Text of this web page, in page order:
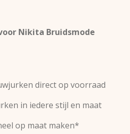
Nikita Bruidsmode
direct op voorraad
in iedere stijl en maat
op maat maken*